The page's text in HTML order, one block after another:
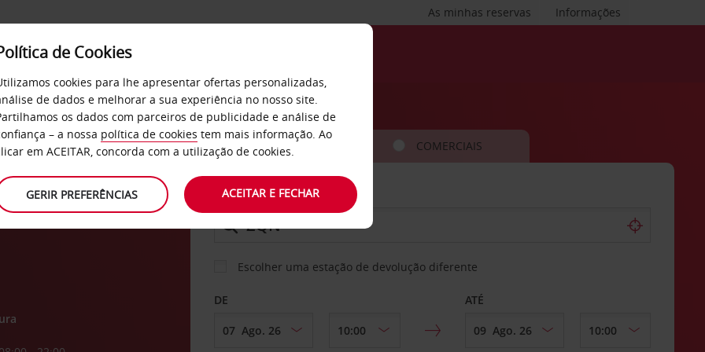
Informações
As minhas reservas
SERVIÇOS EMPRESAS
de
CARRO COMERCIAIS
LEVANTAR EM
Escolher uma estação de devolução diferente
DE ATÉ
de Cookies
cookies para lhe apresentar ofertas personalizadas,
de dados e melhorar a sua experiência no nosso site.
os dados com parceiros de publicidade e análise de
– a nossa política de cookies tem mais informação. Ao
em ACEITAR, concorda com a utilização de cookies.
GERIR PREFERÊNCIAS ACEITAR E FECHAR